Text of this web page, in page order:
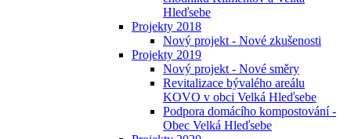
Hleďsebe
Projekty 2018
Nový projekt - Nové zkušenosti
Projekty 2019
Nový projekt - Nové směry
Revitalizace bývalého areálu
KOVO v obci Velká Hleďsebe
Podpora domácího kompostování -
Obec Velká Hleďsebe